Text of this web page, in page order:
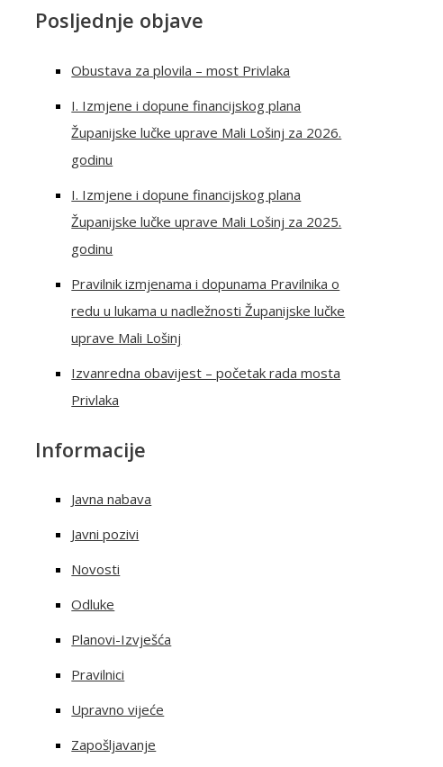
Posljednje objave
Obustava za plovila – most Privlaka
I. Izmjene i dopune financijskog plana
Županijske lučke uprave Mali Lošinj za 2026.
godinu
I. Izmjene i dopune financijskog plana
Županijske lučke uprave Mali Lošinj za 2025.
godinu
Pravilnik izmjenama i dopunama Pravilnika o
redu u lukama u nadležnosti Županijske lučke
uprave Mali Lošinj
Izvanredna obavijest – početak rada mosta
Privlaka
Informacije
Javna nabava
Javni pozivi
Novosti
Odluke
Planovi-Izvješća
Pravilnici
Upravno vijeće
Zapošljavanje